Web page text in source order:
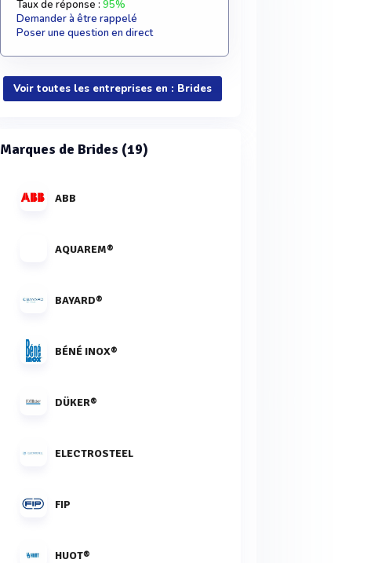
Taux de réponse : 95%
Demander à être rappelé
Poser une question en direct
Voir toutes les entreprises en : Brides
Marques de Brides (19)
ABB
AQUAREM®
BAYARD®
BÉNÉ INOX®
DÜKER®
ELECTROSTEEL
FIP
HUOT®